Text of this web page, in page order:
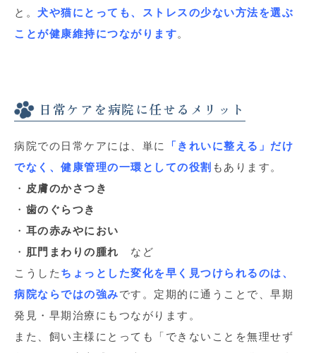
と。 犬や猫にとっても、ストレスの少ない方法を選ぶ
ことが健康維持につながります。
日常ケアを病院に任せるメリット
病院での日常ケアには、単に
「きれいに整える」だけ
でなく、健康管理の一環としての役割 もあります。
・ 皮膚のかさつき
・ 歯のぐらつき
・ 耳の赤みやにおい
・ 肛門まわりの腫れ など
こうした ちょっとした変化を早く見つけられるのは、
病院ならではの強みです。定期的に通うことで、早期
発見・早期治療にもつながります。
また、飼い主様にとっても「できないことを無理せず